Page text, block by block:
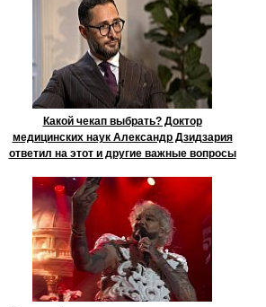
Какой чекап выбрать? Доктор
медицинских наук Александр Дзидзария
ответил на этот и другие важные вопросы